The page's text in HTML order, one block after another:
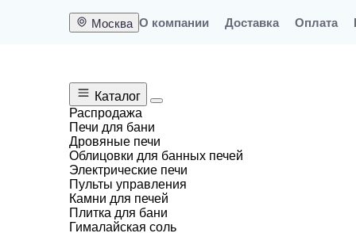
Москва О компании Доставка Оплата
Меню
Москва
Каталог
Распродажа
Печи для бани
Дровяные печи
Облицовки для банных печей
Электрические печи
Пульты управления
Камни для печей
Плитка для бани
Гималайская соль